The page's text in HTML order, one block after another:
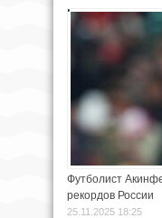
Футболист
рекордов России
25.11.2025 18:25